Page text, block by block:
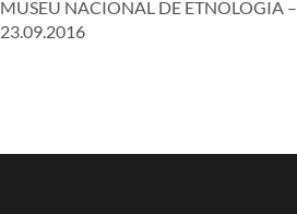
MUSEU NACIONAL DE ETNOLOGIA –
23.09.2016